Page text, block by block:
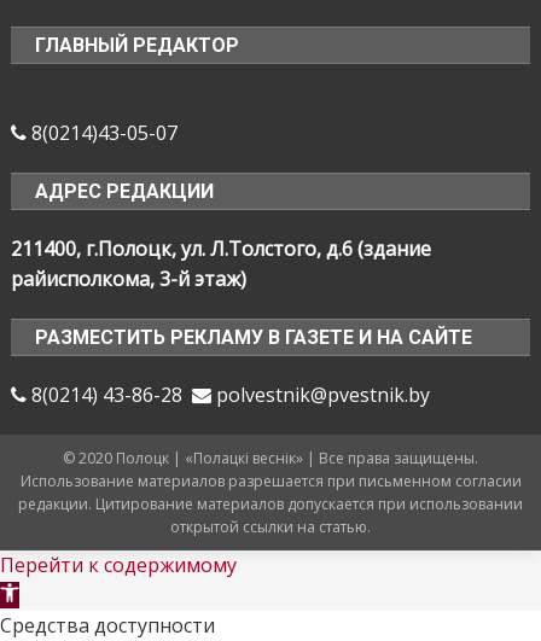
ГЛАВНЫЙ РЕДАКТОР
8(0214)43-05-07
АДРЕС РЕДАКЦИИ
211400, г.Полоцк, ул. Л.Толстого, д.6 (здание
райисполкома, 3-й этаж)
РАЗМЕСТИТЬ РЕКЛАМУ В ГАЗЕТЕ И НА САЙТЕ
8(0214) 43-86-28 polvestnik@pvestnik.by
© 2020 Полоцк | «Полацкі веснік» | Все права защищены.
Использование материалов разрешается при письменном согласии
редакции. Цитирование материалов допускается при использовании
открытой ссылки на статью.
Перейти к содержимому
Открыть
панель
Средства доступности